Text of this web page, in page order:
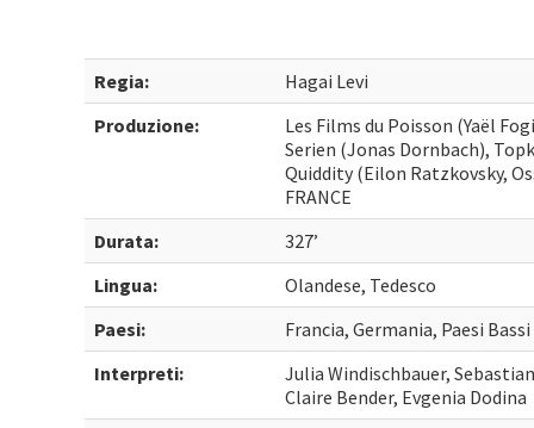
Regia:
Hagai Levi
Produzione:
Les Films du Poisson (Yaël
Serien (Jonas Dornbach),
Quiddity (Eilon Ratzkovsky,
FRANCE
Durata:
327’
Lingua:
Olandese, Tedesco
Paesi:
Francia, Germania, Paesi Bassi
Interpreti:
Julia Windischbauer,
Claire Bender, Evgenia Dodina